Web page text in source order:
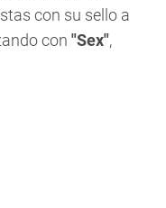
con su sello a
con "Sex",